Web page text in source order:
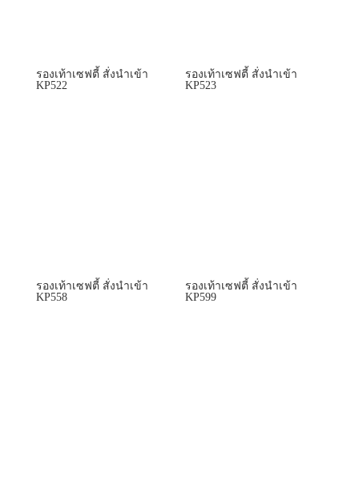
รองเท้าเซฟตี้ สั่งนำเข้า
KP522
รองเท้าเซฟตี้ สั่งนำเข้า
KP523
รองเท้าเซฟตี้ สั่งนำเข้า
KP558
รองเท้าเซฟตี้ สั่งนำเข้า
KP599